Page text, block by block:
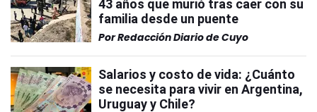
43 años que murió tras caer con su
familia desde un puente
PorRedacción Diario de Cuyo
Salarios y costo de vida: ¿Cuánto
se necesita para vivir en Argentina,
Uruguay y Chile?